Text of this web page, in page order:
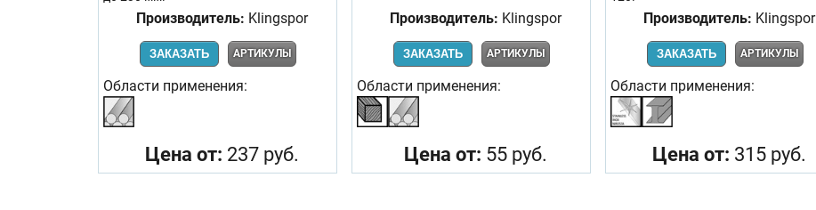
Производитель: Klingspor
ЗАКАЗАТЬ АРТИКУЛЫ
Области применения:
Цена от: 237 руб.
Производитель: Klingspor
ЗАКАЗАТЬ АРТИКУЛЫ
Области применения:
Цена от: 55 руб.
Производитель: Klingspor
ЗАКАЗАТЬ АРТИКУЛЫ
Области применения:
Цена от: 315 руб.